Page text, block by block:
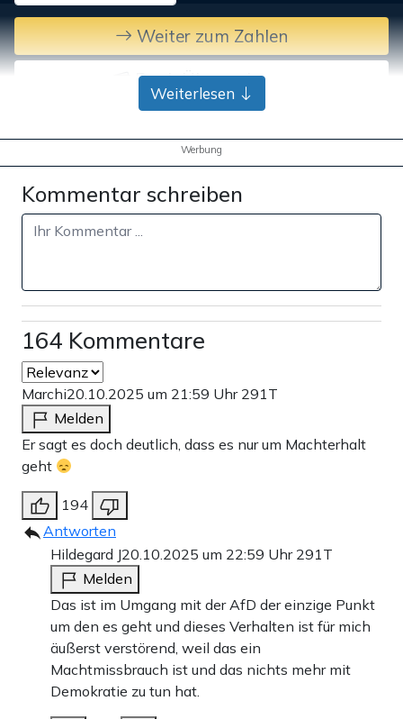
Weiter zum Zahlen
Bank-Überweisung
Weiterlesen
Werbung
Kommentar schreiben
164 Kommentare
Marchi20.10.2025 um 21:59 Uhr 291T
Melden
Er sagt es doch deutlich, dass es nur um Machterhalt
geht
194
Antworten
Hildegard J20.10.2025 um 22:59 Uhr 291T
Melden
Das ist im Umgang mit der AfD der einzige Punkt
um den es geht und dieses Verhalten ist für mich
äußerst verstörend, weil das ein
Machtmissbrauch ist und das nichts mehr mit
Demokratie zu tun hat.